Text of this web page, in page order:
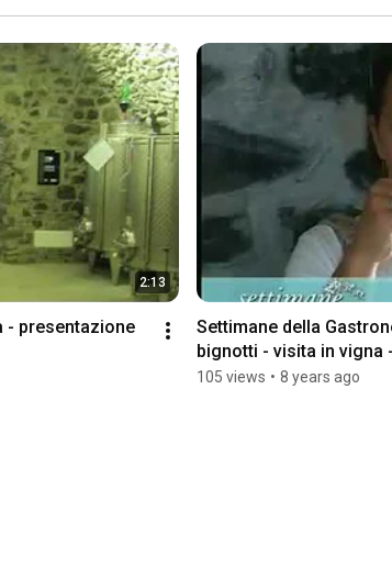
2:13
- presentazione
Settimane della
bignotti - visita in vigna
105 views • 8 years ago